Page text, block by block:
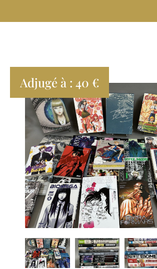
Adjugé à : 40 €